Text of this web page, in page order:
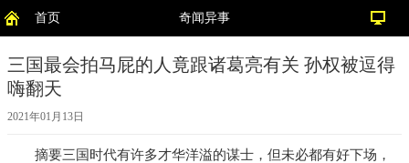
首页 奇闻异事
三国最会拍马屁的人竟跟诸葛亮有关 孙权被逗得
嗨翻天
2021年01月13日
摘要三国时代有许多才华洋溢的谋士，但未必都有好下场，